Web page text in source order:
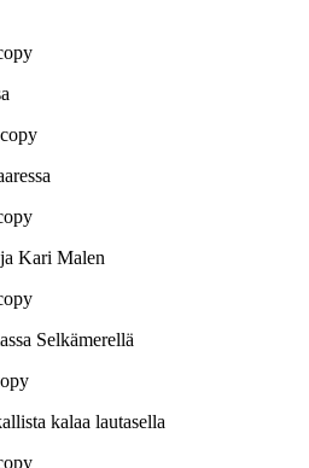
Kari Malen
Selkämerellä
kalaa lautasella